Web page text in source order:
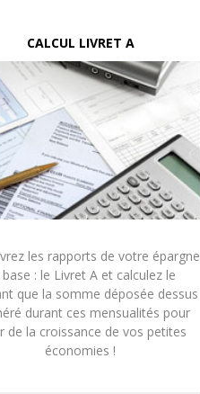
CALCUL LIVRET A
les rapports de votre épargne
base : le Livret A et calculez le
que la somme déposée dessus
durant ces mensualités pour
de la croissance de vos petites
économies !